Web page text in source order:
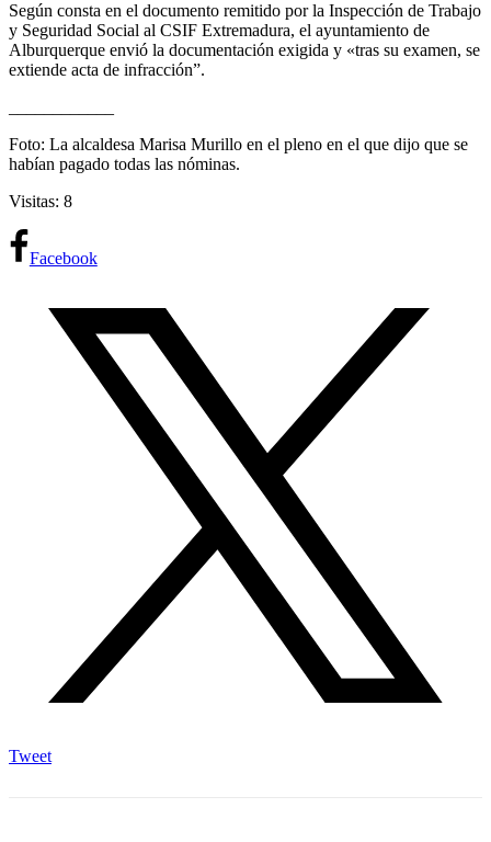
Según consta en el documento remitido por la Inspección de Trabajo
y Seguridad Social al CSIF Extremadura, el ayuntamiento de
Alburquerque envió la documentación exigida y «tras su examen, se
extiende acta de infracción”.
Foto: La alcaldesa Marisa Murillo en el pleno en el que dijo que se
habían pagado todas las nóminas.
Visitas: 8
Facebook
Tweet